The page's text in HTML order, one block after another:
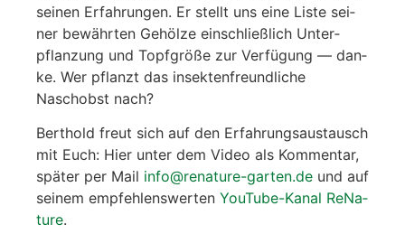
sei­nen Erfah­run­gen. Er stellt uns eine Lis­te sei­
ner bewähr­ten Gehöl­ze ein­schließ­lich Unter­
pflan­zung und Topf­grö­ße zur Ver­fü­gung — dan­
ke. Wer pflanzt das insek­ten­freund­li­che
Naschobst nach?
Bert­hold freut sich auf den Erfah­rungs­aus­tausch
mit Euch: Hier unter dem Video als Kom­men­tar,
spä­ter per Mail info@renature-garten.de und auf
sei­nem emp­feh­lens­wer­ten You­Tube-Kanal ReNa­
tu­re.